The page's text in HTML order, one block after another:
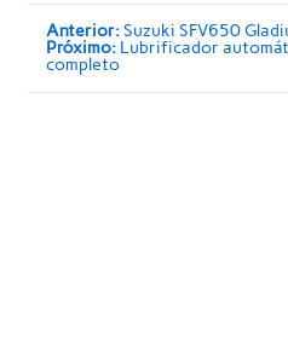
Anterior:Suzuki SFV650
Próximo: Lubrificador
completo